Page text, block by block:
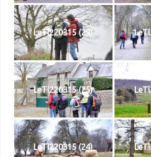
LeTl220315 (29)
LeTl220315 (25)
LeTl220315 (24)